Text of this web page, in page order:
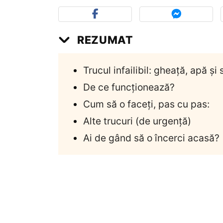
REZUMAT
Trucul infailibil: gheață, apă și
De ce funcționează?
Cum să o faceți, pas cu pas:
Alte trucuri (de urgență)
Ai de gând să o încerci acasă?